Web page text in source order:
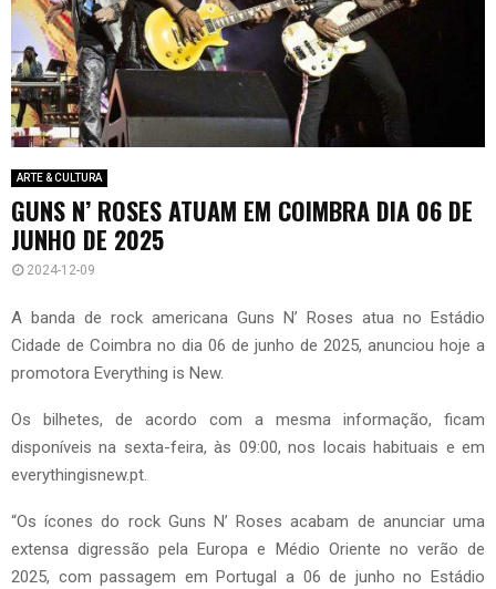
ARTE & CULTURA
GUNS N’ ROSES ATUAM EM COIMBRA DIA 06 DE
JUNHO DE 2025
2024-12-09
A banda de rock americana Guns N’ Roses atua no Estádio
Cidade de Coimbra no dia 06 de junho de 2025, anunciou hoje a
promotora Everything is New.
Os bilhetes, de acordo com a mesma informação, ficam
disponíveis na sexta-feira, às 09:00, nos locais habituais e em
everythingisnew.pt.
“Os ícones do rock Guns N’ Roses acabam de anunciar uma
extensa digressão pela Europa e Médio Oriente no verão de
2025, com passagem em Portugal a 06 de junho no Estádio